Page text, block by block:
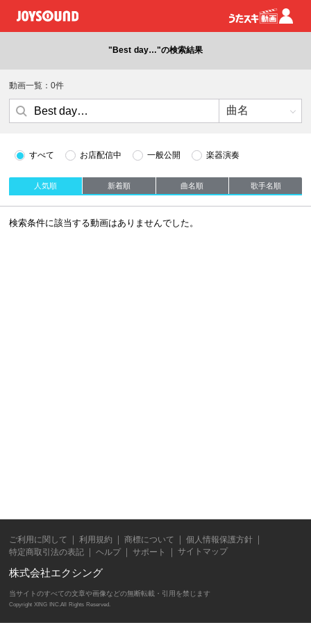
"Best day…"の検索結果
動画一覧：0件
すべて お店配信中 一般公開 楽器演奏
人気順 新着順 曲名順 歌手名順
検索条件に該当する動画はありませんでした。
ご利用に関して 利用規約 商標について
個人情報保護方針
特定商取引法の表記
ヘルプ サポート サイトマップ
株式会社エクシング
当サイトのすべての文章や画像などの無断転載・引用を禁じます
Copyright XING INC.All Rights Reserved.